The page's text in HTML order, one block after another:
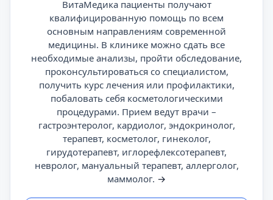
ВитаМедика пациенты получают
квалифицированную помощь по всем
основным направлениям современной
медицины. В клинике можно сдать все
необходимые анализы, пройти обследование,
проконсультироваться со специалистом,
получить курс лечения или профилактики,
побаловать себя косметологическими
процедурами. Прием ведут врачи –
гастроэнтеролог, кардиолог, эндокринолог,
терапевт, косметолог, гинеколог,
гирудотерапевт, иглорефлексотерапевт,
невролог, мануальный терапевт, аллерголог,
маммолог. →